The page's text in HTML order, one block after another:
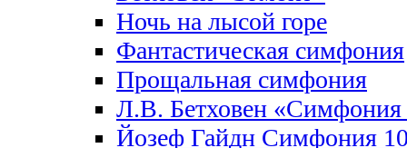
Ночь на лысой горе
Фантастическая симфония
Прощальная симфония
Л.В. Бетховен
Йозеф Гайдн Симфония